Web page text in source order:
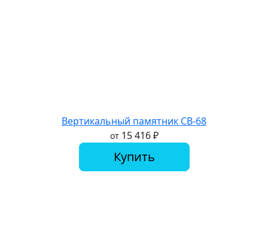
Вертикальный памятник СВ-68
от 15 416₽
Купить